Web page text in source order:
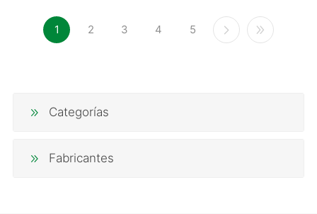
1 2 3 4 5
Categorías
Fabricantes